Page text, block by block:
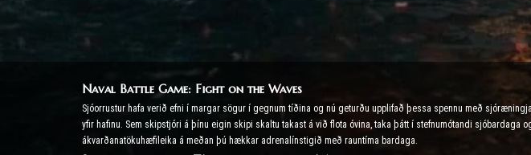
Naval Battle Game: Fight on the Waves
Sjóorrustur hafa verið efni í margar sögur í gegnum tíðina og nú geturðu upplifað þessa spennu með
yfir hafinu. Sem skipstjóri á þínu eigin skipi skaltu takast á við flota óvina, taka þátt í stefnumótandi
ákvarðanatökuhæfileika á meðan þú hækkar adrenalínstigið með rauntíma bardaga.